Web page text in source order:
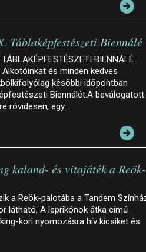
Táblaképfestészeti Biennálé
BIENNÁLÉ
és minden kedves
későbbi időpontban
Biennálét.A beválogatott
rövidesen, egy…
kaland- és vitajáték a Reök-
a Reök-palotába a Tandem
látható, A leprikónok átka című
kori nyomozásra hív kicsiket és